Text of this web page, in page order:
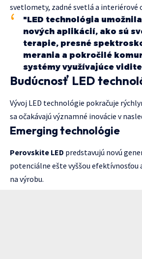
svetlomety, zadné svetlá a interiérové
"LED technológia
nových aplikácií, ako sú
terapie, presné
merania a pokročilé
systémy využívajúce
Budúcnosť LED
Vývoj LED technológie pokračuje
sa očakávajú významné inovácie v
Emerging technológie
Perovskite LED predstavujú novú
potenciálne ešte vyššou efektívnosťou
na výrobu.